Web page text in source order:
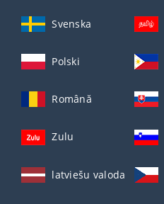
Svenska
Polski
Română
Zulu
latviešu valoda